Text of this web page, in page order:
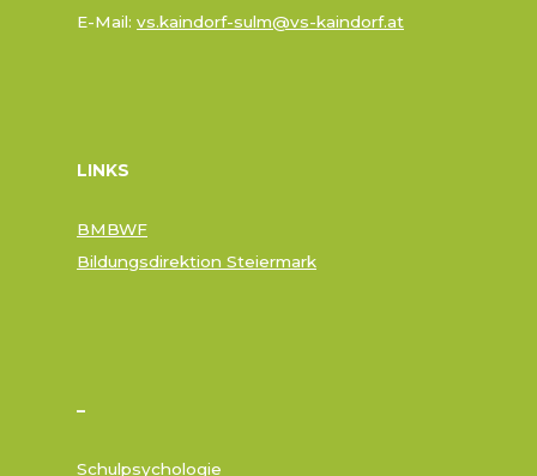
E-Mail: vs.kaindorf-sulm@vs-kaindorf.at
LINKS
BMBWF
Bildungsdirektion Steiermark
–
Schulpsychologie